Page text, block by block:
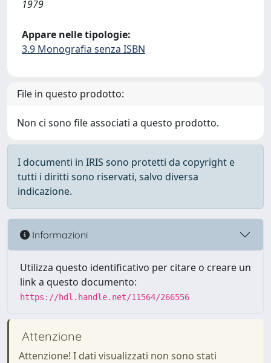
1979
Appare nelle tipologie:
3.9 Monografia senza ISBN
File in questo prodotto:
Non ci sono file associati a questo prodotto.
I documenti in IRIS sono protetti da copyright e
tutti i diritti sono riservati, salvo diversa
indicazione.
Informazioni
Utilizza questo identificativo per citare o creare un
link a questo documento:
https://hdl.handle.net/11564/266556
Attenzione
Attenzione! I dati visualizzati non sono stati